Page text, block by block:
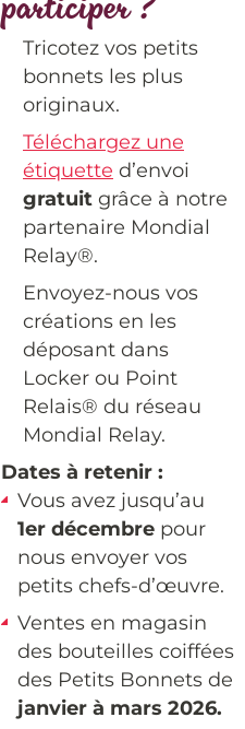
participer ?
Tricotez vos petits
bonnets les plus
originaux.
Téléchargez une
étiquette d’envoi
gratuit grâce à notre
partenaire Mondial
Relay®.
Envoyez-nous vos
créations en les
déposant dans
Locker ou Point
Relais® du réseau
Mondial Relay.
Dates à retenir :
Vous avez jusqu’au
1er décembre pour
nous envoyer vos
petits chefs-d’œuvre.
Ventes en magasin
des bouteilles coiffées
des Petits Bonnets de
janvier à mars 2026.